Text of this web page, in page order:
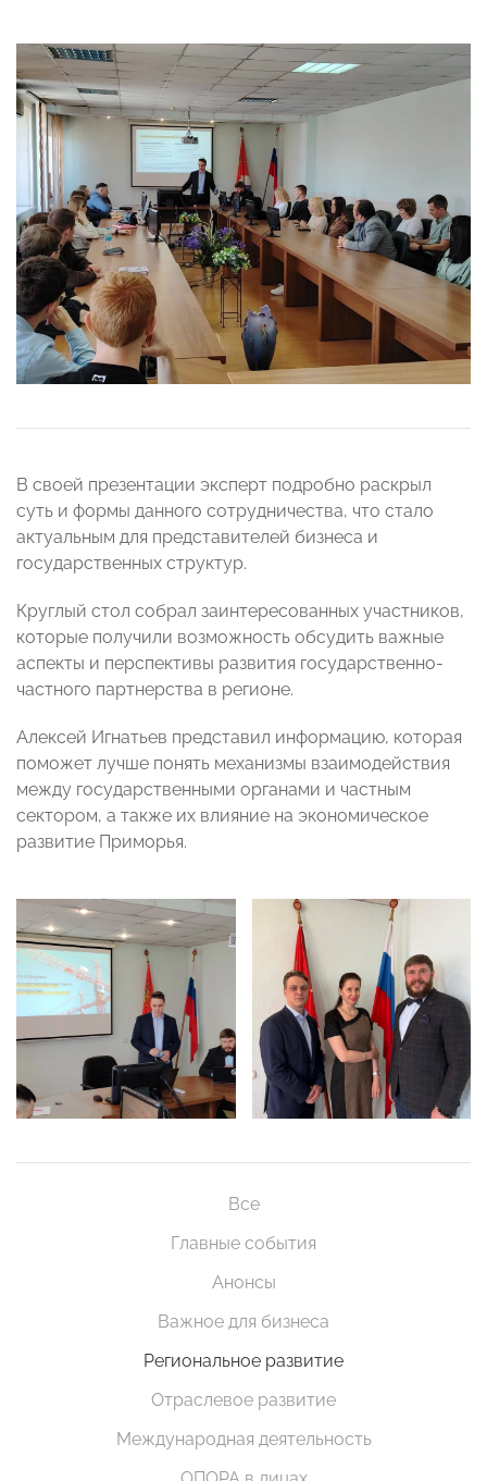
В своей презентации эксперт подробно раскрыл
суть и формы данного сотрудничества, что стало
актуальным для представителей бизнеса и
государственных структур.
Круглый стол собрал заинтересованных участников,
которые получили возможность обсудить важные
аспекты и перспективы развития государственно-
частного партнерства в регионе.
Алексей Игнатьев представил информацию, которая
поможет лучше понять механизмы взаимодействия
между государственными органами и частным
сектором, а также их влияние на экономическое
развитие Приморья.
Все
Главные события
Анонсы
Важное для бизнеса
Региональное развитие
Отраслевое развитие
Международная деятельность